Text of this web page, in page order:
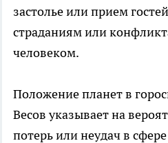
застолье или прием
страданиям или
человеком.
Положение планет в
Весов указывает на
потерь или неудач в